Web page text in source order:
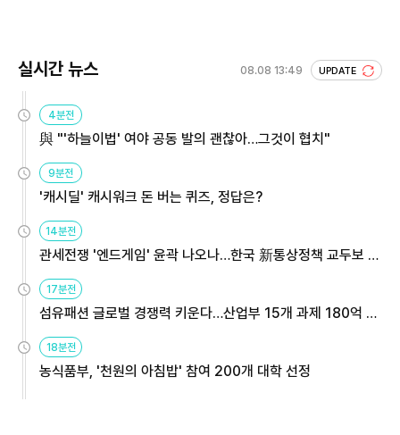
실시간 뉴스 08.08 13:49 UPDATE
4분전
與 "'하늘이법' 여야 공동 발의 괜찮아…그것이 협치"
9분전
'캐시딜' 캐시워크 돈 버는 퀴즈, 정답은?
14분전
관세전쟁 '엔드게임' 윤곽 나오나…한국 新통상정책 교두보 활
용해야
17분전
섬유패션 글로벌 경쟁력 키운다…산업부 15개 과제 180억 지
원
18분전
농식품부, '천원의 아침밥' 참여 200개 대학 선정